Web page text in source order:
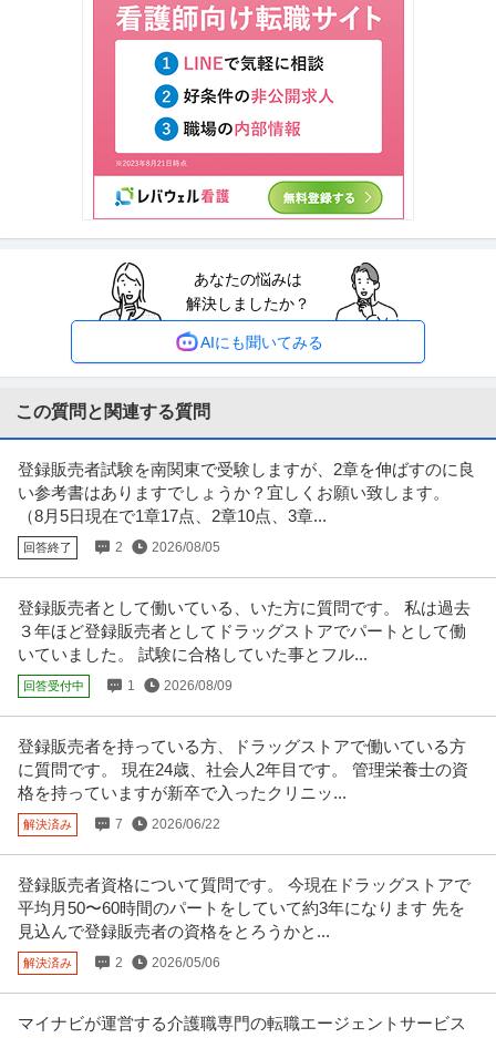
…続きを見る
この条件の求人をもっと見る
あなたの悩みは
解決しましたか？
AIにも聞いてみる
この質問と関連する質問
登録販売者試験を南関東で受験しますが、2章を伸ばすのに良
い参考書はありますでしょうか？宜しくお願い致します。
（8月5日現在で1章17点、2章10点、3章...
回答終了 2 2026/08/05
登録販売者として働いている、いた方に質問です。 私は過去
３年ほど登録販売者としてドラッグストアでパートとして働
いていました。 試験に合格していた事とフル...
回答受付中 1 2026/08/09
登録販売者を持っている方、ドラッグストアで働いている方
に質問です。 現在24歳、社会人2年目です。 管理栄養士の資
格を持っていますが新卒で入ったクリニッ...
解決済み 7 2026/06/22
登録販売者資格について質問です。 今現在ドラッグストアで
平均月50〜60時間のパートをしていて約3年になります 先を
見込んで登録販売者の資格をとろうかと...
解決済み 2 2026/05/06
マイナビが運営する介護職専門の転職エージェントサービス